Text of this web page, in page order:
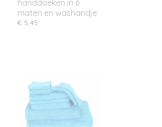
handdoeken in 6
maten en washandje
€ 5,45